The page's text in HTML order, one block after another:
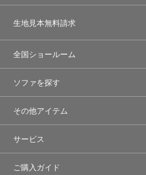
生地見本無料請求
全国ショールーム
ソファを探す
その他アイテム
サービス
ご購入ガイド